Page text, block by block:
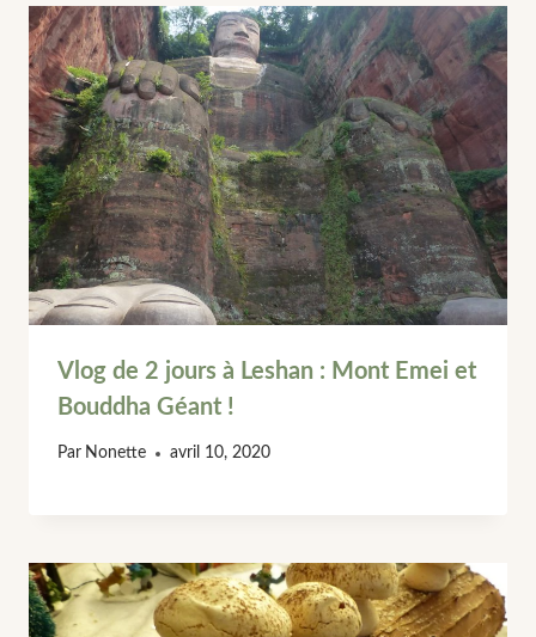
Vlog de 2 jours à Leshan : Mont Emei et
Bouddha Géant !
Par Nonette avril 10, 2020